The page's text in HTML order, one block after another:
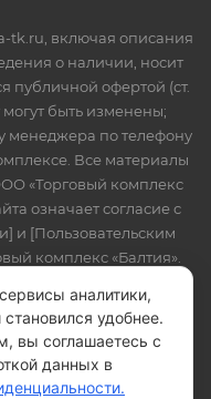
tk.ru, включая описания
о наличии, носит
публичной офертой (ст.
быть изменены;
менеджера по телефону
Все материалы
«Торговый комплекс
означает согласие с
и [Пользовательским
комплекс «Балтия».
аналитики,
удобнее.
вы соглашаетесь с
данных в